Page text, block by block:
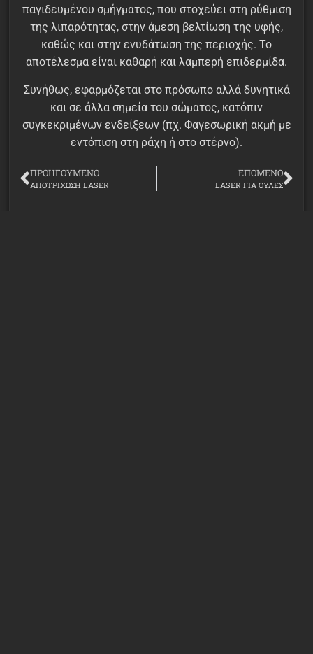
παγιδευμένου σμήγματος, που στοχεύει στη ρύθμιση
της λιπαρότητας, στην άμεση βελτίωση της υφής,
καθώς και στην ενυδάτωση της περιοχής. Το
αποτέλεσμα είναι καθαρή και λαμπερή επιδερμίδα.
Συνήθως, εφαρμόζεται στο πρόσωπο αλλά δυνητικά
και σε άλλα σημεία του σώματος, κατόπιν
συγκεκριμένων ενδείξεων (πχ. Φαγεσωρική ακμή με
εντόπιση στη ράχη ή στο στέρνο).
ΠΡΟΗΓΟΎΜΕΝΟ
ΑΠΟΤΡΙΧΩΣΗ LASER
ΕΠΌΜΕΝΟ
LASER ΓΙΑ ΟΥΛΕΣ